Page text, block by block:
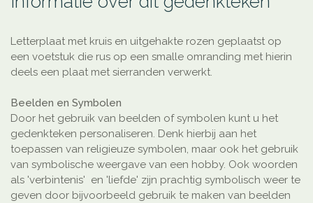
Letterplaat met kruis en uitgehakte rozen geplaatst op
een voetstuk die rus op een smalle omranding met hierin
deels een plaat met sierranden verwerkt.
Beelden en Symbolen
Door het gebruik van beelden of symbolen kunt u het
gedenkteken personaliseren. Denk hierbij aan het
toepassen van religieuze symbolen, maar ook het gebruik
van symbolische weergave van een hobby. Ook woorden
als 'verbintenis' en 'liefde' zijn prachtig symbolisch weer te
geven door bijvoorbeeld gebruik te maken van beelden